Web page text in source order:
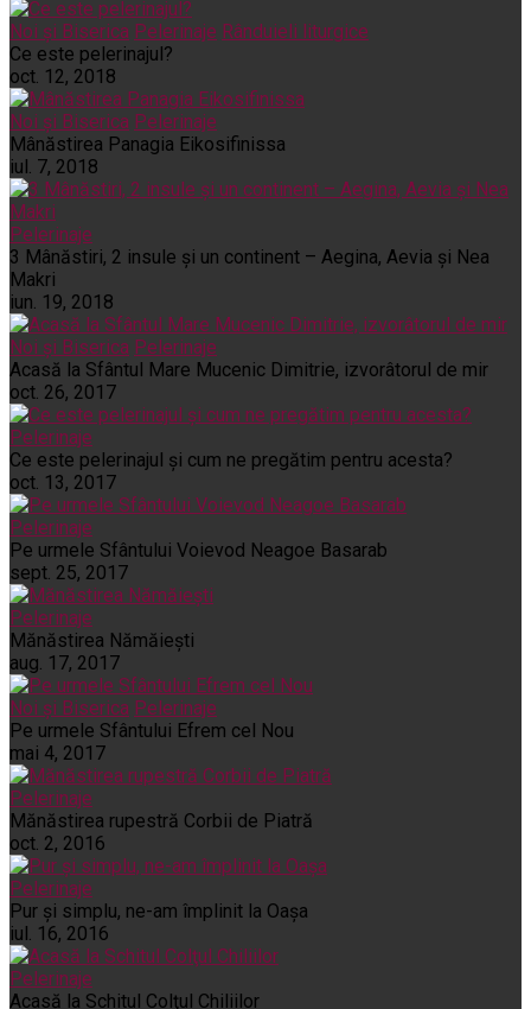
Noi și Biserica Pelerinaje Rânduieli liturgice
Ce este pelerinajul?
oct. 12, 2018
Noi și Biserica Pelerinaje
Mânăstirea Panagia Eikosifinissa
iul. 7, 2018
Pelerinaje
3 Mânăstiri, 2 insule și un continent – Aegina, Aevia și Nea
Makri
iun. 19, 2018
Noi și Biserica Pelerinaje
Acasă la Sfântul Mare Mucenic Dimitrie, izvorâtorul de mir
oct. 26, 2017
Pelerinaje
Ce este pelerinajul şi cum ne pregătim pentru acesta?
oct. 13, 2017
Pelerinaje
Pe urmele Sfântului Voievod Neagoe Basarab
sept. 25, 2017
Pelerinaje
Mănăstirea Nămăiești
aug. 17, 2017
Noi și Biserica Pelerinaje
Pe urmele Sfântului Efrem cel Nou
mai 4, 2017
Pelerinaje
Mănăstirea rupestră Corbii de Piatră
oct. 2, 2016
Pelerinaje
Pur şi simplu, ne-am împlinit la Oaşa
iul. 16, 2016
Pelerinaje
Acasă la Schitul Colţul Chiliilor